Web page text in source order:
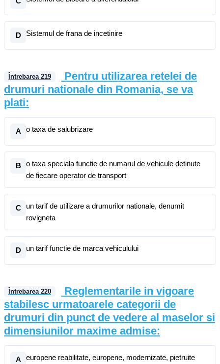
D Sistemul de frana de incetinire
Întrebarea 219
Pentru utilizarea retelei de
drumuri nationale din Romania, se va
plati:
A o taxa de salubrizare
B
o taxa speciala functie de numarul de vehicule detinute
de fiecare operator de transport
C
un tarif de utilizare a drumurilor nationale, denumit
rovigneta
D un tarif functie de marca vehiculului
Întrebarea 220
Reglementarile in vigoare
stabilesc urmatoarele categorii de
drumuri din punct de vedere al maselor si
dimensiunilor maxime admise:
A europene reabilitate, europene, modernizate, pietruite